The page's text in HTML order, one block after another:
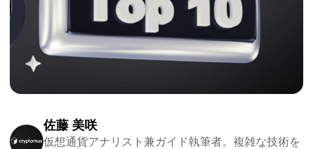
佐藤 美咲
仮想通貨アナリスト兼ガイド執筆者。複雑な技術を